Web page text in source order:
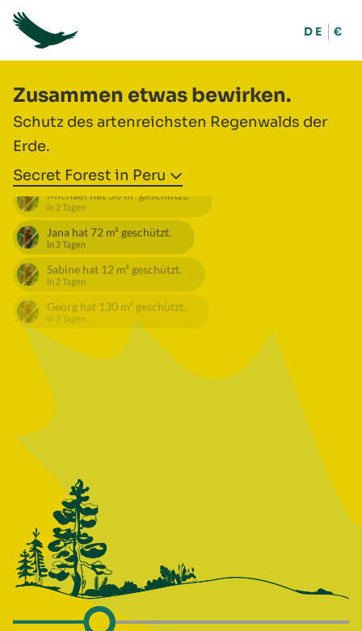
DE €
Zusammen etwas bewirken.
Schutz des artenreichsten Regenwalds der
Erde.
Secret Forest in Peru
Michael
in 2 Tagen
Janahat
Sabinehat
Georg hat m² geschützt.
in 2 Tagen